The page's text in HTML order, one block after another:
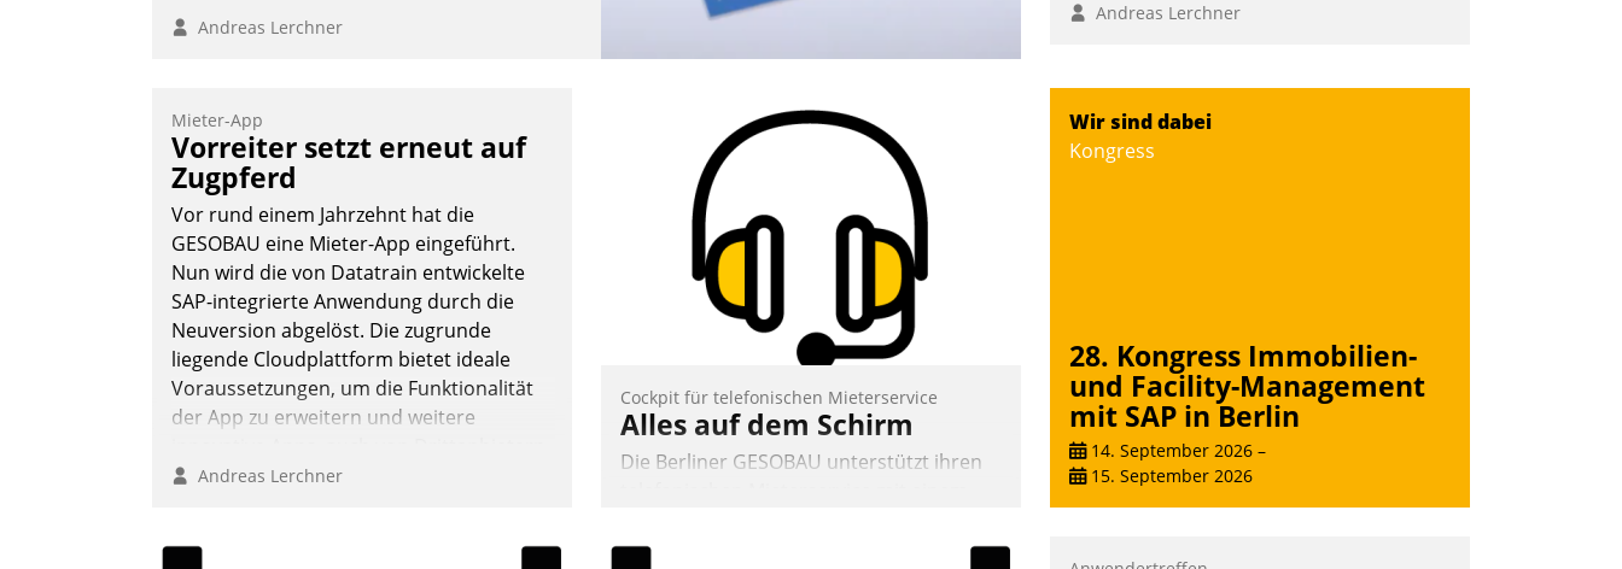
Andreas Lerchner
Andreas Lerchner
Mieter-App
Vorreiter setzt erneut auf
Zugpferd
Vor rund einem Jahrzehnt hat die
GESOBAU eine Mieter-App eingeführt.
Nun wird die von Datatrain entwickelte
SAP-integrierte Anwendung durch die
Neuversion abgelöst. Die zugrunde
liegende Cloudplattform bietet ideale
Voraussetzungen, um die Funktionalität
der App zu erweitern und weitere
in SAP zu integrieren.
Andreas Lerchner
Cockpit für telefonischen Mieterservice
Alles auf dem Schirm
Die Berliner GESOBAU unterstützt ihren
passende Fragen und Schlagworte
Wir sind dabei
Kongress
28. Kongress Immobilien-
und Facility-Management
mit SAP in Berlin
14. September 2026 –
15. September 2026